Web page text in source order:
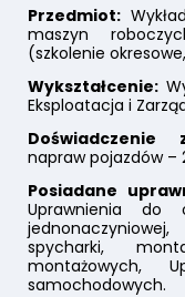
Przedmiot:
maszyn
(szkolenie
Wykształcenie:
Eksploatacja i
napraw pojazdów –
Posiadane
Uprawnienia do
spycharki,
montażowych,
samochodowych.